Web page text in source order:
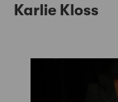
Karlie Kloss